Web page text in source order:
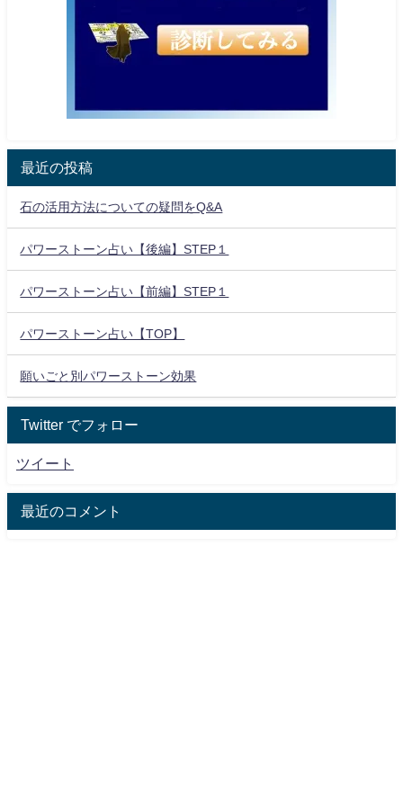
最近の投稿
石の活用方法についての疑問をQ&A
パワーストーン占い【後編】STEP１
パワーストーン占い【前編】STEP１
パワーストーン占い【TOP】
願いごと別パワーストーン効果
Twitter でフォロー
ツイート
最近のコメント